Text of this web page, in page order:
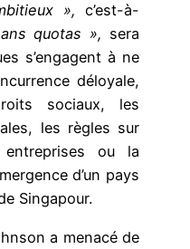
»,c’est-à-
quotas », sera
s’engagent à ne
déloyale,
sociaux, les
les règles sur
ou la
d’un pays
Singapour.
a menacé de